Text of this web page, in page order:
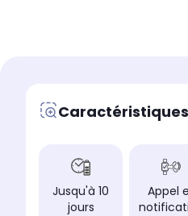
Jusqu'à 10
jours
Appel